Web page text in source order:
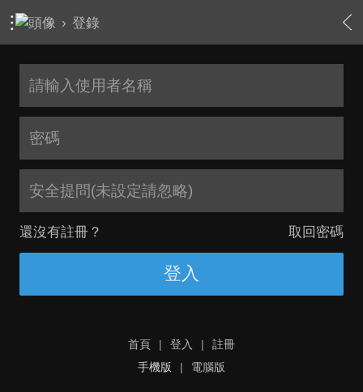
› 登錄
安全提問(未設定請忽略)
還沒有註冊？ 取回密碼
登入
首頁 | 登入 |
註冊
手機版
| 電腦版